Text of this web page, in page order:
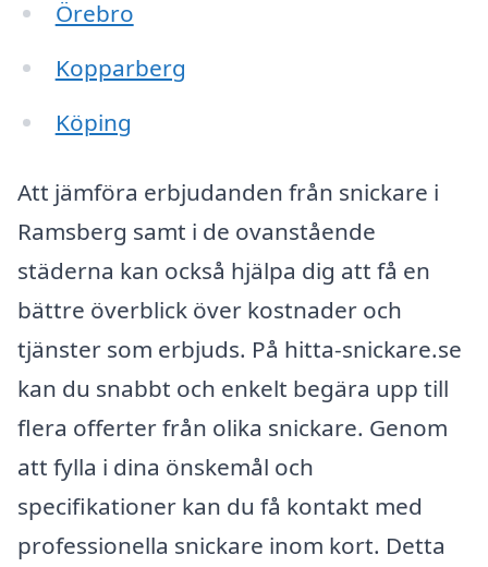
Örebro
Kopparberg
Köping
Att jämföra erbjudanden från snickare i
Ramsberg samt i de ovanstående
städerna kan också hjälpa dig att få en
bättre överblick över kostnader och
tjänster som erbjuds. På hitta-snickare.se
kan du snabbt och enkelt begära upp till
flera offerter från olika snickare. Genom
att fylla i dina önskemål och
specifikationer kan du få kontakt med
professionella snickare inom kort. Detta